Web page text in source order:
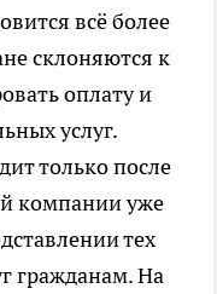
всё более
склоняются к
оплату и
услуг.
только после
компании уже
тех
гражданам. На